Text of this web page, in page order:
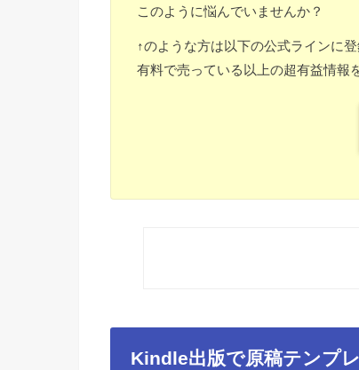
このように悩んでいませんか？
↑のような方は以下の公式ラインに
有料で売っている以上の超有益情報
Kindle出版で原稿テンプ